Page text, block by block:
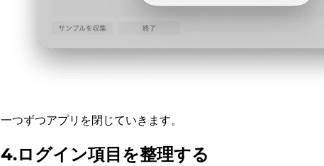
一つずつアプリを閉じていきます。
4.ログイン項目を整理する